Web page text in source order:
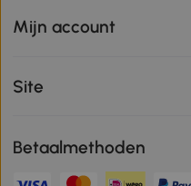
Mijn account
Site
Betaalmethoden